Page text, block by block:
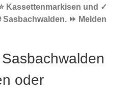
Kassettenmarkisen und ✓
⏩ Melden
oder